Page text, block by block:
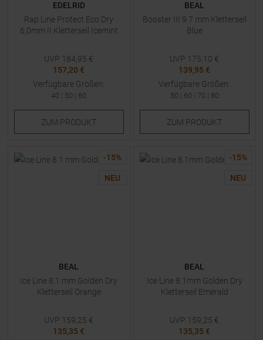
EDELRID
Rap Line Protect Eco Dry
6,0mm II Kletterseil Icemint
UVP 184,95 €
157,20 €
Verfügbare Größen:
40 | 50 | 60
ZUM PRODUKT
BEAL
Booster III 9.7 mm Kletterseil
Blue
UVP 175,10 €
139,95 €
Verfügbare Größen:
50 | 60 | 70 | 80
ZUM PRODUKT
-15%
NEU
BEAL
Ice Line 8.1 mm Golden Dry
Kletterseil Orange
UVP 159,25 €
135,35 €
-15%
NEU
BEAL
Ice Line 8.1mm Golden Dry
Kletterseil Emerald
UVP 159,25 €
135,35 €